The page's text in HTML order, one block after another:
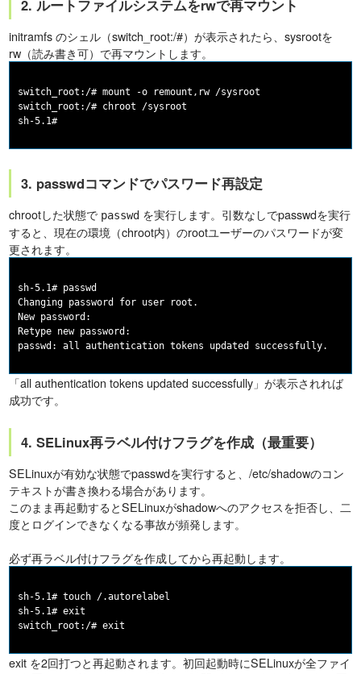
2. ルートファイルシステムをrwで再マウント
initramfs のシェル（switch_root:/#）が表示されたら、sysrootを
rw（読み書き可）で再マウントします。
switch_root:/# mount -o remount,rw /sysroot
switch_root:/# chroot /sysroot
sh-5.1#
3. passwdコマンドでパスワード再設定
chrootした状態で passwd を実行します。引数なしでpasswdを実行
すると、現在の環境（chroot内）のrootユーザーのパスワードが変
更されます。
sh-5.1# passwd
Changing password for user root.
New password:
Retype new password:
「all authentication tokens updated successfully」が表示されれば
成功です。
4. SELinux再ラベル付けフラグを作成（最重要）
SELinuxが有効な状態でpasswdを実行すると、/etc/shadowのコン
テキストが書き換わる場合があります。
このまま再起動するとSELinuxがshadowへのアクセスを拒否し、二
度とログインできなくなる事故が頻発します。
必ず再ラベル付けフラグを作成してから再起動します。
sh-5.1# touch /.autorelabel
sh-5.1# exit
exit を2回打つと再起動されます。初回起動時にSELinuxが全ファイ